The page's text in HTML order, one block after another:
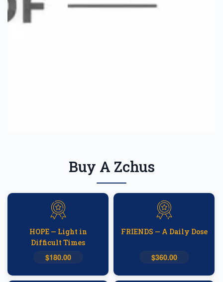
Buy A Zchus
HOPE — Light in
Difficult Times
$180.00
FRIENDS — A Daily Dose
$360.00